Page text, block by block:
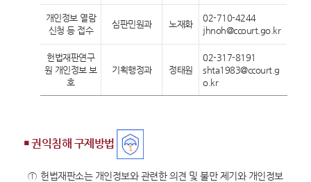
개인정보 열람
신청 등 접수
심판민원과 노재화
02-710-4244
jhnoh@ccourt.go.kr
헌법재판연구
원 개인정보 보
호
기획행정과 정태원
02-317-8191
shta1983@ccourt.g
o.kr
￭ 권익침해 구제방법
① 헌법재판소는 개인정보와 관련한 의견 및 불만 제기와 개인정보